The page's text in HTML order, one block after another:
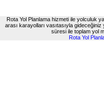
Rota Yol Planlama hizmeti ile yolculuk
arası karayolları vasıtasıyla
süresi ile toplam yol
Rota Yol